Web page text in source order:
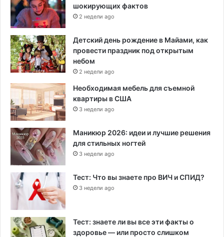
шокирующих фактов
2 недели ago
Детский день рождение в Майами, как
провести праздник под открытым
небом
2 недели ago
Необходимая мебель для съемной
квартиры в США
3 недели ago
Маникюр 2026: идеи и лучшие решения
для стильных ногтей
3 недели ago
Тест: Что вы знаете про ВИЧ и СПИД?
3 недели ago
Тест: знаете ли вы все эти факты о
здоровье — или просто слишком